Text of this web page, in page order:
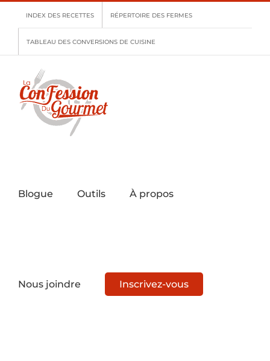
content
INDEX DES RECETTES RÉPERTOIRE DES FERMES
TABLEAU DES CONVERSIONS DE CUISINE
Blogue Outils À propos
Nous joindre Inscrivez-vous